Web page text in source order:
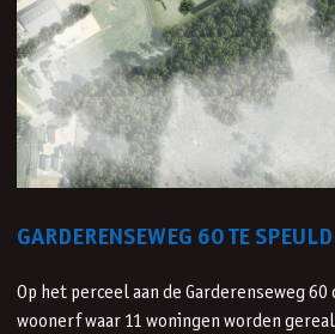
GARDERENSEWEG 60 TE SPEULD
Op het perceel aan de Garderenseweg
woonerf waar 11 woningen worden